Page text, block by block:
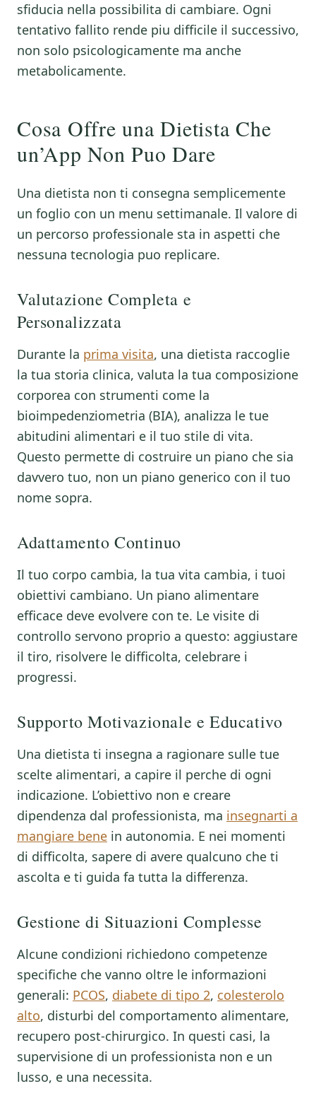
sfiducia nella possibilita di cambiare. Ogni
tentativo fallito rende piu difficile il successivo,
non solo psicologicamente ma anche
metabolicamente.
Cosa Offre una Dietista Che
un’App Non Puo Dare
Una dietista non ti consegna semplicemente
un foglio con un menu settimanale. Il valore di
un percorso professionale sta in aspetti che
nessuna tecnologia puo replicare.
Valutazione Completa e
Personalizzata
Durante la prima visita, una dietista raccoglie
la tua storia clinica, valuta la tua composizione
corporea con strumenti come la
bioimpedenziometria (BIA), analizza le tue
abitudini alimentari e il tuo stile di vita.
Questo permette di costruire un piano che sia
davvero tuo, non un piano generico con il tuo
nome sopra.
Adattamento Continuo
Il tuo corpo cambia, la tua vita cambia, i tuoi
obiettivi cambiano. Un piano alimentare
efficace deve evolvere con te. Le visite di
controllo servono proprio a questo: aggiustare
il tiro, risolvere le difficolta, celebrare i
progressi.
Supporto Motivazionale e Educativo
Una dietista ti insegna a ragionare sulle tue
scelte alimentari, a capire il perche di ogni
indicazione. L’obiettivo non e creare
dipendenza dal professionista, ma insegnarti a
mangiare bene in autonomia. E nei momenti
di difficolta, sapere di avere qualcuno che ti
ascolta e ti guida fa tutta la differenza.
Gestione di Situazioni Complesse
Alcune condizioni richiedono competenze
specifiche che vanno oltre le informazioni
generali: PCOS, diabete di tipo 2, colesterolo
alto, disturbi del comportamento alimentare,
recupero post-chirurgico. In questi casi, la
supervisione di un professionista non e un
lusso, e una necessita.